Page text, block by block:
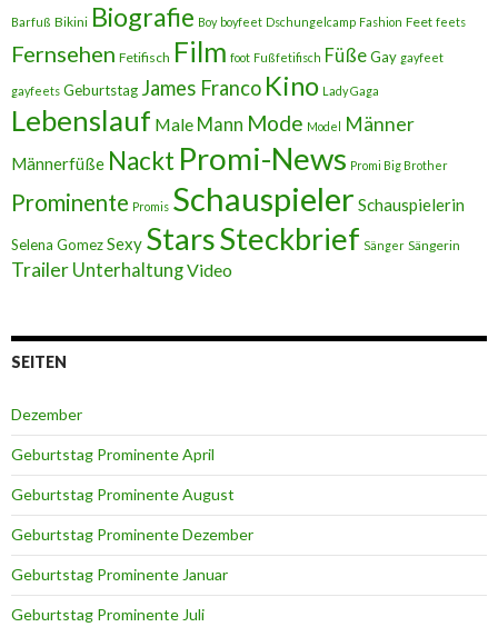
Barfuß Bikini Biografie Boy boyfeet Dschungelcamp Fashion Feet feets
Fernsehen Fetifisch Film foot Fußfetifisch FüßeGay gayfeet
gayfeets Geburtstag James Franco Kino Lady Gaga
Lebenslauf Male Mann Mode Model Männer
Männerfüße Nackt Promi-News Promi Big Brother
Prominente Promis Schauspieler Schauspielerin
Selena GomezSexy StarsSteckbrief Sänger Sängerin
Trailer UnterhaltungVideo
SEITEN
Dezember
Geburtstag Prominente April
Geburtstag Prominente August
Geburtstag Prominente Dezember
Geburtstag Prominente Januar
Geburtstag Prominente Juli